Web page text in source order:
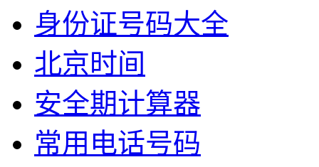
身份证号码大全
北京时间
安全期计算器
常用电话号码